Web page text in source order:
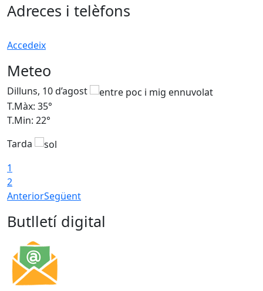
Adreces i telèfons
Accedeix
Meteo
Dilluns, 10 d’agost
T.Màx: 35°
T.Min: 22°
Tarda
1
2
AnteriorSegüent
Butlletí digital